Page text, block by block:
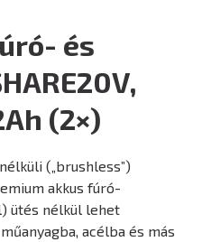
és
(2×)
(„brushless”)
akkus fúró-
ütés nélkül lehet
acélba és más